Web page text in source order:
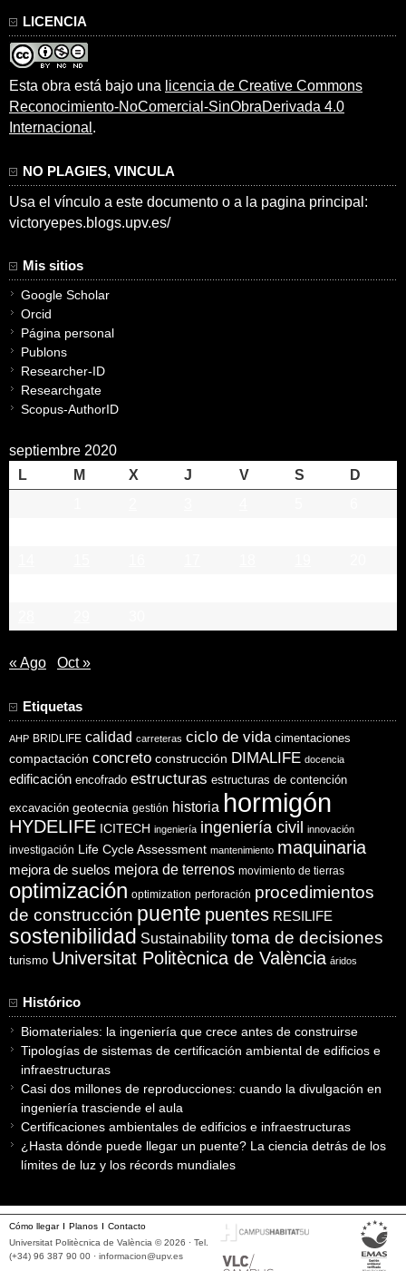
LICENCIA
Esta obra está bajo una licencia de Creative Commons
Reconocimiento-NoComercial-SinObraDerivada 4.0
Internacional .
NO PLAGIES, VINCULA
Usa el vínculo a este documento o a la pagina principal:
victoryepes.blogs.upv.es/
Mis sitios
Google Scholar
Orcid
Página personal
Publons
Researcher-ID
Researchgate
Scopus-AuthorID
septiembre 2020
L
M X J V S
D
« Ago Oct »
Etiquetas
AHP BRIDLIFE calidad carreteras ciclo de vida cimentaciones
compactación concreto construcción DIMALIFE docencia
edificación encofrado estructuras estructuras de contención
excavación geotecnia gestión historia hormigón
HYDELIFE ICITECH ingeniería ingeniería civil innovación
investigación Life Cycle Assessment mantenimiento maquinaria
mejora de suelos mejora de terrenos movimiento de tierras
optimización optimization perforación procedimientos
de construcción puente puentes RESILIFE
sostenibilidad Sustainability toma de decisiones
turismo Universitat Politècnica de València áridos
Histórico
Biomateriales: la ingeniería que crece antes de construirse
Tipologías de sistemas de certificación ambiental de edificios e
infraestructuras
Casi dos millones de reproducciones: cuando la divulgación en
ingeniería trasciende el aula
Certificaciones ambientales de edificios e infraestructuras
¿Hasta dónde puede llegar un puente? La ciencia detrás de los
límites de luz y los récords mundiales
Cómo llegar Planos
Contacto
Universitat Politècnica de València © 2026 · Tel.
(+34) 96 387 90 00 · informacion@upv.es